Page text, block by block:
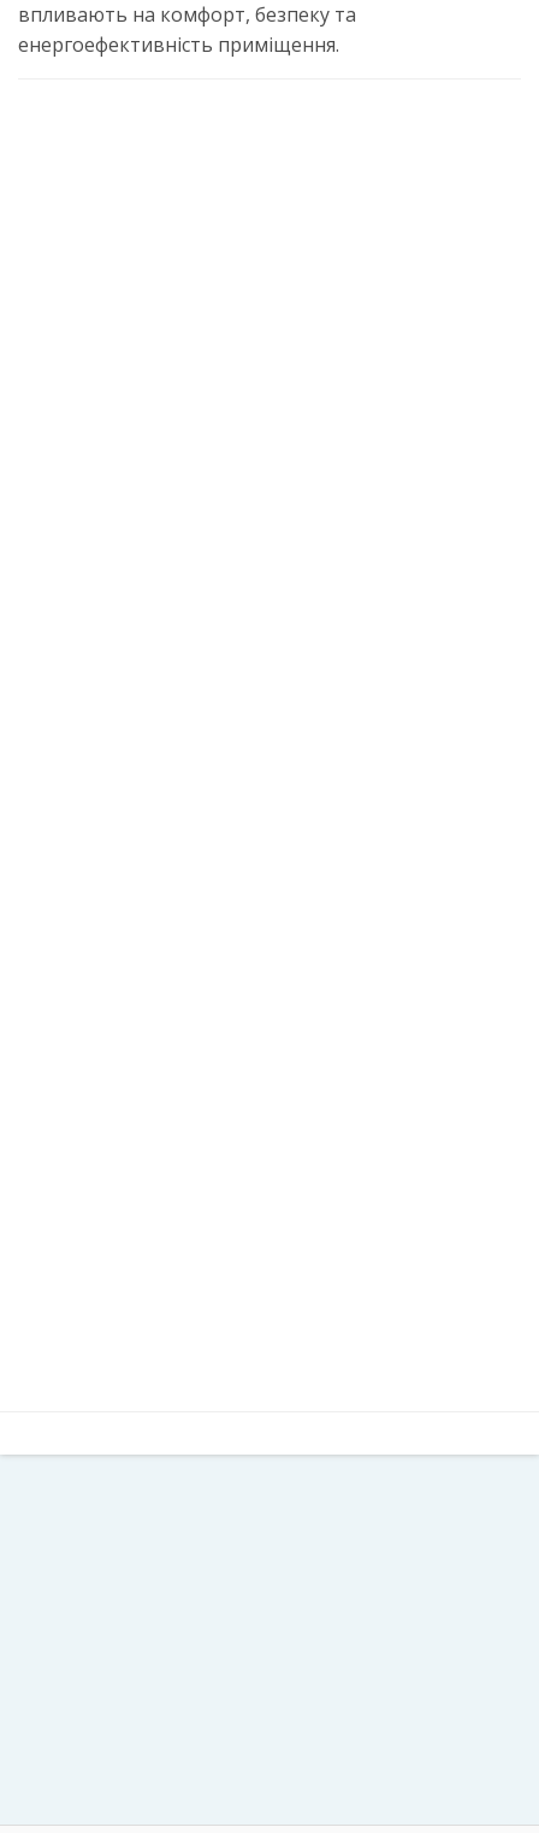
впливають на комфорт, безпеку та
енергоефективність приміщення.